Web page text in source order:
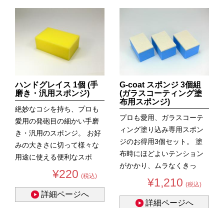
ハンドグレイス 1個 (手
磨き・汎用スポンジ)
絶妙なコシを持ち、プロも
愛用の発砲目の細かい手磨
き・汎用のスポンジ。 お好
みの大きさに切って様々な
用途に使える便利なスポ
¥220 (税込)
詳細ページへ
G-coat スポンジ 3個組
(ガラスコーティング塗
布用スポンジ)
プロも愛用、ガラスコーテ
ィング塗り込み専用スポン
ジのお得用3個セット。 塗
布時にほどよいテンション
がかかり、ムラなくきっ
¥1,210 (税込)
詳細ページへ